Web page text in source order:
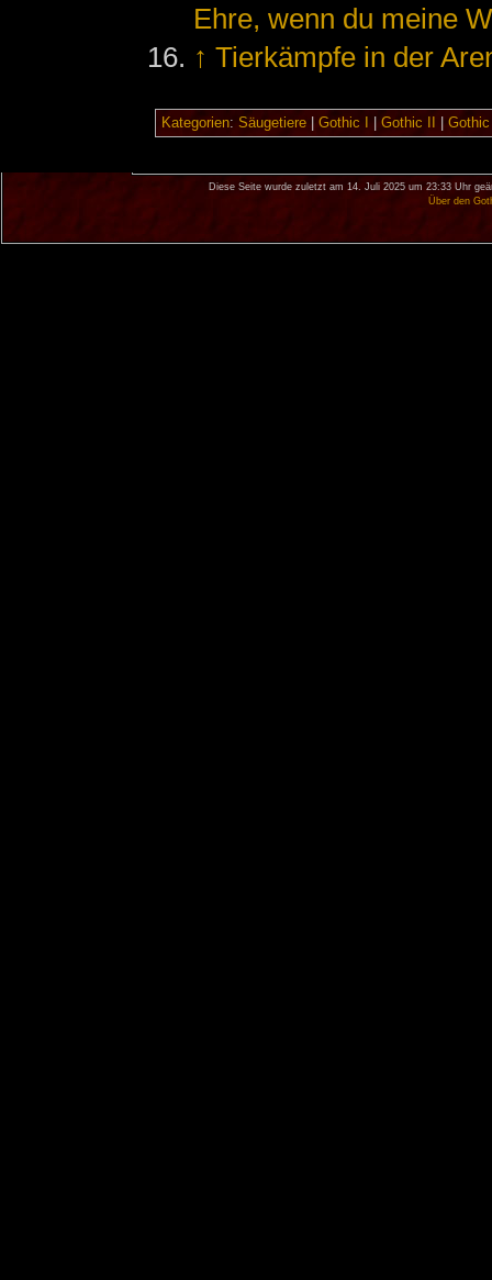
Ehre, wenn du meine
↑ Tierkämpfe in der
Kategorien: Säugetiere| Gothic I Gothic II
Diese Seite wurde zuletzt am 14. Juli 2025 um 23:33 Uhr
Über den